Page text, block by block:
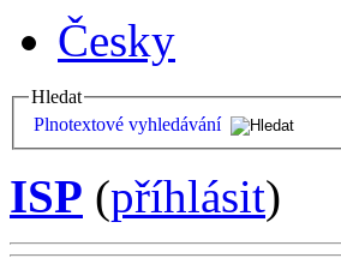
Česky
Hledat
Plnotextové vyhledávání
ISP (příhlásit)